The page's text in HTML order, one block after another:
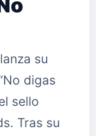
su
digas
sello
Tras su